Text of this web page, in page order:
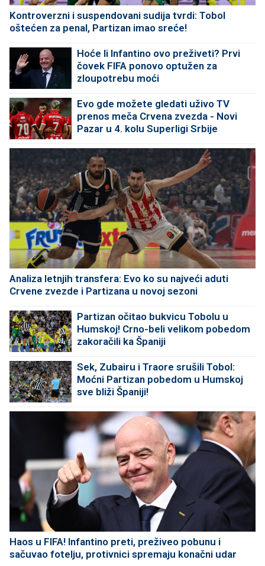
Kontroverzni i suspendovani sudija tvrdi: Tobol
oštećen za penal, Partizan imao sreće!
Hoće li Infantino ovo preživeti? Prvi
čovek FIFA ponovo optužen za
zloupotrebu moći
Evo gde možete gledati uživo TV
prenos meča Crvena zvezda - Novi
Pazar u 4. kolu Superligi Srbije
Analiza letnjih transfera: Evo ko su najveći aduti
Crvene zvezde i Partizana u novoj sezoni
Partizan očitao bukvicu Tobolu u
Humskoj! Crno-beli velikom pobedom
zakoračili ka Španiji
Sek, Zubairu i Traore srušili Tobol:
Moćni Partizan pobedom u Humskoj
sve bliži Španiji!
Haos u FIFA! Infantino preti, preživeo pobunu i
sačuvao fotelju, protivnici spremaju konačni udar